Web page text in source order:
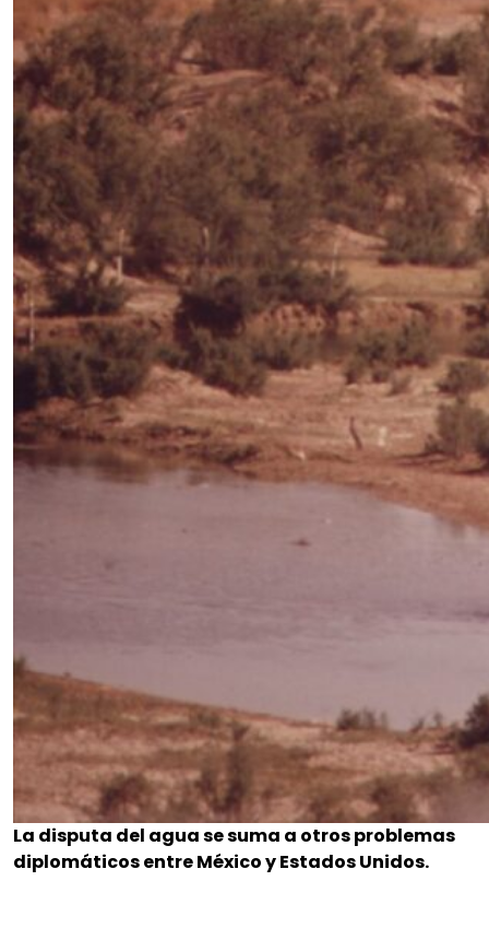
La disputa del agua se suma a otros problemas
diplomáticos entre México y Estados Unidos.